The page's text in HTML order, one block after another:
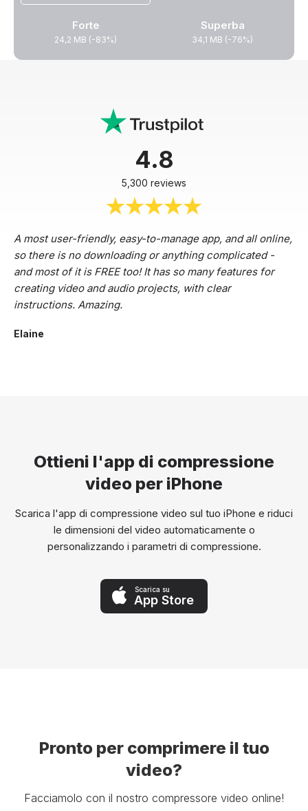
Forte
24,2 MB (-83%)
Superba
34,1 MB (-76%)
4.8
5,300 reviews
A most user-friendly, easy-to-manage app, and all online,
so there is no downloading or anything complicated -
and most of it is FREE too! It has so many features for
creating video and audio projects, with clear
instructions. Amazing.
Elaine
Ottieni l'app di compressione
video per iPhone
Scarica l'app di compressione video sul tuo iPhone e riduci
le dimensioni del video automaticamente o
personalizzando i parametri di compressione.
Scarica su
App Store
Pronto per comprimere il tuo
video?
Facciamolo con il nostro compressore video online!